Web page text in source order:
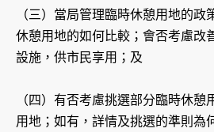
（三）當局管理臨時休憩用地的
休憩用地的如何比較；會否考慮改
設施，供市民享用；及
（四）有否考慮挑選部分臨時休憩
用地；如有，詳情及挑選的準則為